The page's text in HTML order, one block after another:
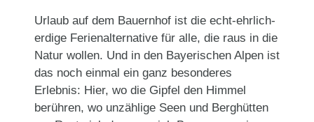
Urlaub auf dem Bauernhof ist die echt-ehrlich-
erdige Ferienalternative für alle, die raus in die
Natur wollen. Und in den Bayerischen Alpen ist
das noch einmal ein ganz besonderes
Erlebnis: Hier, wo die Gipfel den Himmel
berühren, wo unzählige Seen und Berghütten